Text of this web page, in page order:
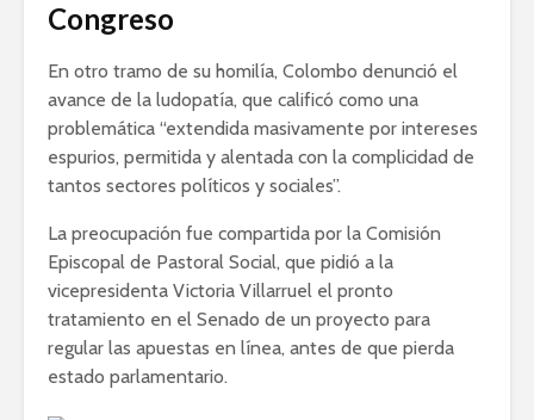
Congreso
En otro tramo de su homilía, Colombo denunció el
avance de la ludopatía, que calificó como una
problemática “extendida masivamente por intereses
espurios, permitida y alentada con la complicidad de
tantos sectores políticos y sociales”.
La preocupación fue compartida por la Comisión
Episcopal de Pastoral Social, que pidió a la
vicepresidenta Victoria Villarruel el pronto
tratamiento en el Senado de un proyecto para
regular las apuestas en línea, antes de que pierda
estado parlamentario.